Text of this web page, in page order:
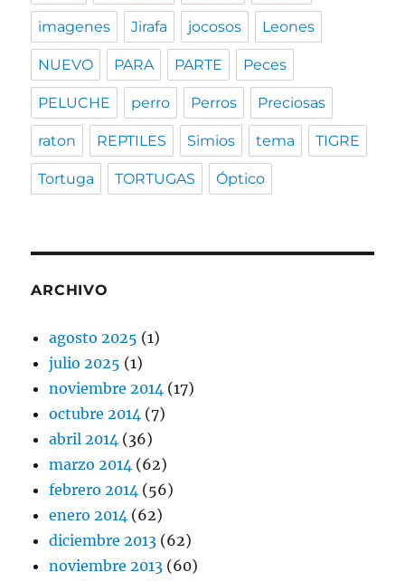
imagenes Jirafa jocosos Leones
NUEVO PARA PARTE Peces
PELUCHE perro Perros Preciosas
raton REPTILES Simios tema TIGRE
Tortuga TORTUGAS Óptico
ARCHIVO
agosto 2025 (1)
julio 2025 (1)
noviembre 2014 (17)
octubre 2014 (7)
abril 2014 (36)
marzo 2014 (62)
febrero 2014 (56)
enero 2014 (62)
diciembre 2013 (62)
noviembre 2013 (60)